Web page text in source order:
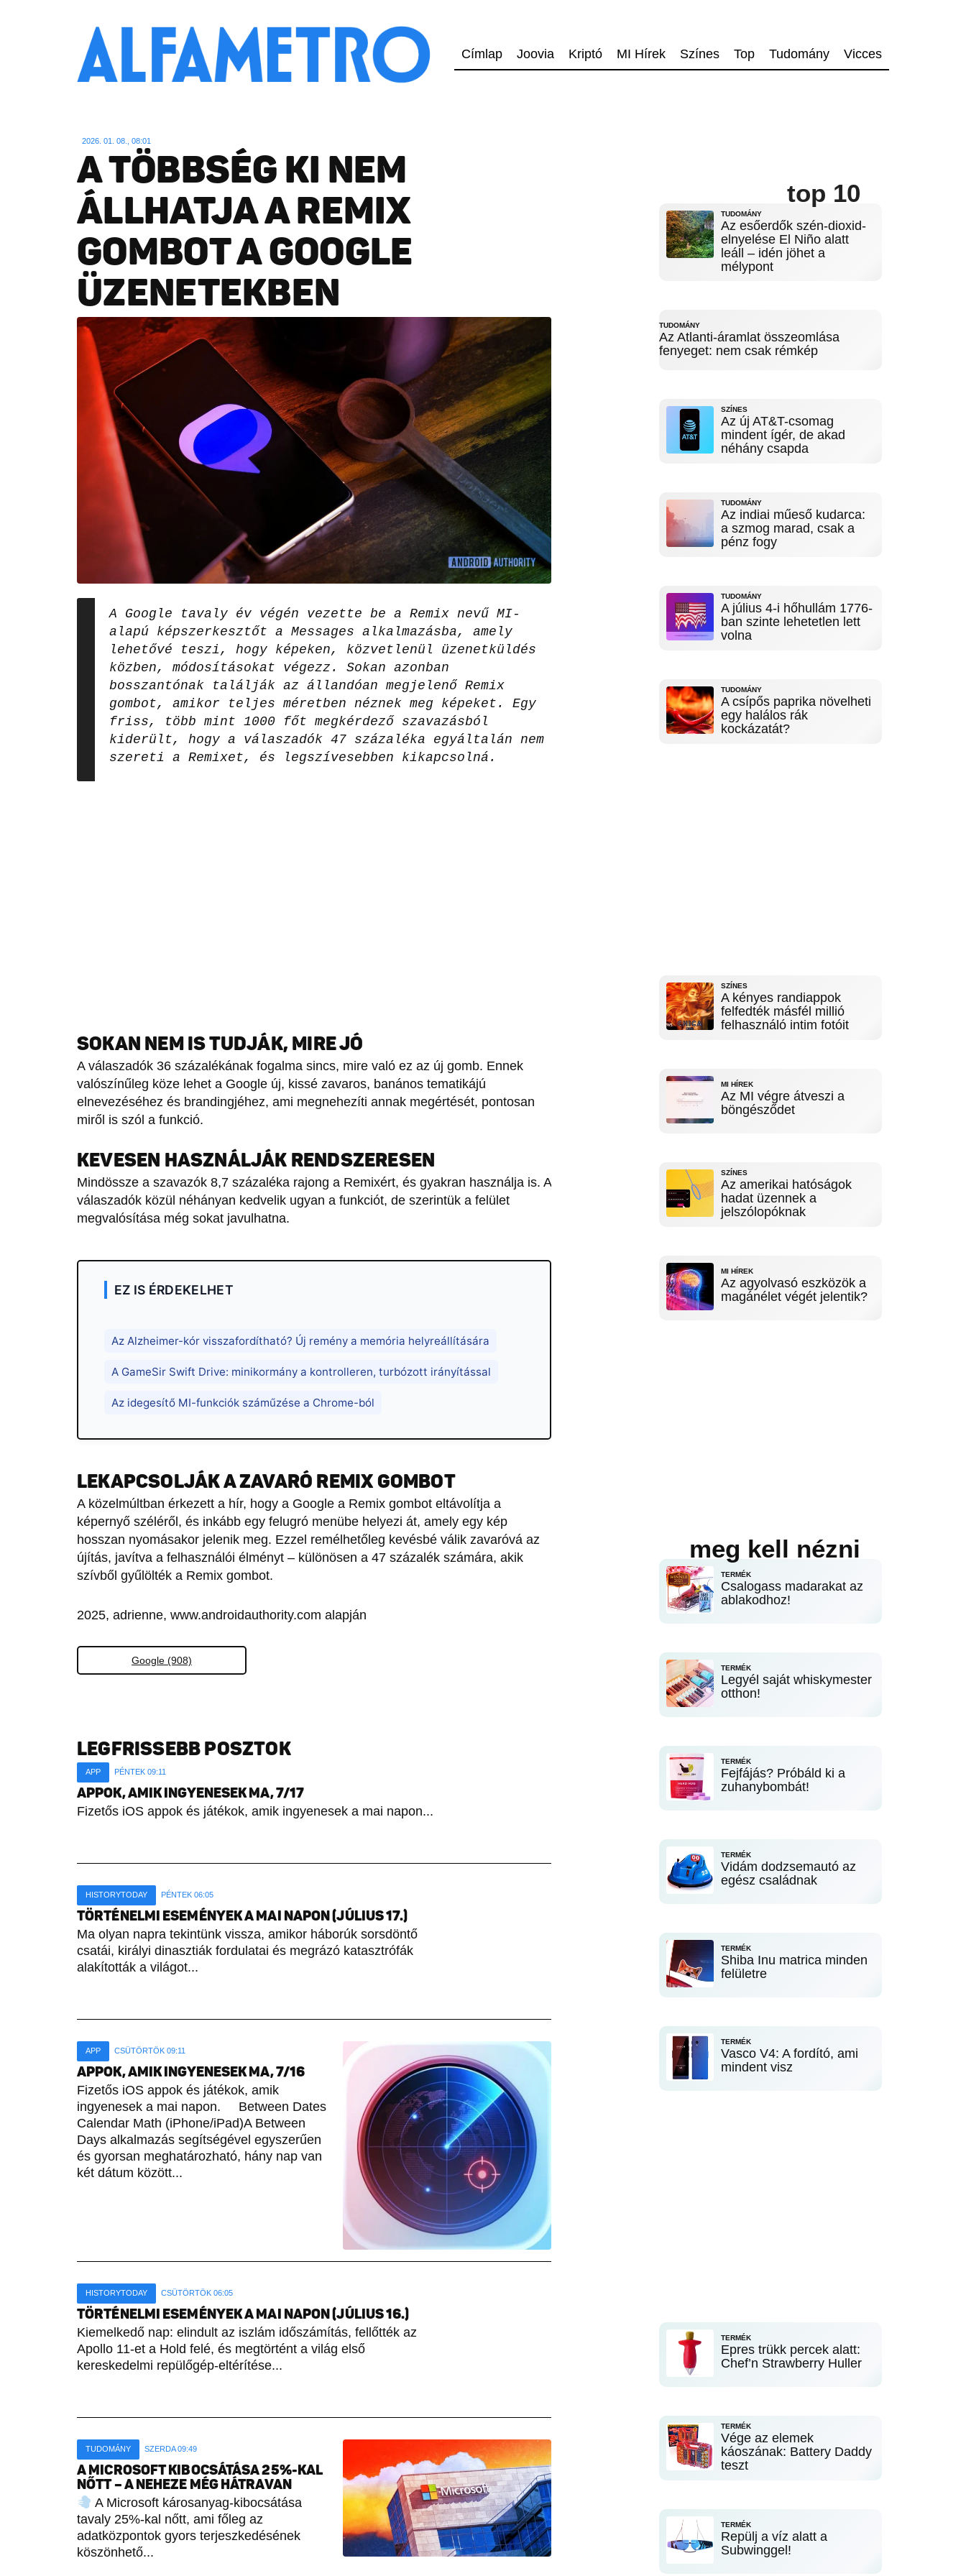
Címlap Joovia Kriptó MI Hírek Színes Top Tudomány Vicces
2026. 01. 08., 08:01
A TÖBBSÉG KI NEM
ÁLLHATJA A REMIX
GOMBOT A GOOGLE
ÜZENETEKBEN
A Google tavaly év végén vezette be a Remix nevű MI-
alapú képszerkesztőt a Messages alkalmazásba, amely
lehetővé teszi, hogy képeken, közvetlenül üzenetküldés
közben, módosításokat végezz. Sokan azonban
bosszantónak találják az állandóan megjelenő Remix
gombot, amikor teljes méretben néznek meg képeket. Egy
friss, több mint 1000 főt megkérdező szavazásból
kiderült, hogy a válaszadók 47 százaléka egyáltalán nem
szereti a Remixet, és legszívesebben kikapcsolná.
SOKAN NEM IS TUDJÁK, MIRE JÓ
A válaszadók 36 százalékának fogalma sincs, mire való ez az új gomb. Ennek
valószínűleg köze lehet a Google új, kissé zavaros, banános tematikájú
elnevezéséhez és brandingjéhez, ami megnehezíti annak megértését, pontosan
miről is szól a funkció.
KEVESEN HASZNÁLJÁK RENDSZERESEN
Mindössze a szavazók 8,7 százaléka rajong a Remixért, és gyakran használja is. A
válaszadók közül néhányan kedvelik ugyan a funkciót, de szerintük a felület
megvalósítása még sokat javulhatna.
EZ IS ÉRDEKELHET
Az Alzheimer-kór visszafordítható? Új remény a memória helyreállítására
A GameSir Swift Drive: minikormány a kontrolleren, turbózott irányítással
Az idegesítő MI-funkciók száműzése a Chrome-ból
LEKAPCSOLJÁK A ZAVARÓ REMIX GOMBOT
A közelmúltban érkezett a hír, hogy a Google a Remix gombot eltávolítja a
képernyő széléről, és inkább egy felugró menübe helyezi át, amely egy kép
hosszan nyomásakor jelenik meg. Ezzel remélhetőleg kevésbé válik zavaróvá az
újítás, javítva a felhasználói élményt – különösen a 47 százalék számára, akik
szívből gyűlölték a Remix gombot.
2025, adrienne, www.androidauthority.com alapján
Google (908)
LEGFRISSEBB POSZTOK
APP PÉNTEK 09:11
APPOK, AMIK INGYENESEK MA, 7/17
Fizetős iOS appok és játékok, amik ingyenesek a mai napon...
HISTORYTODAY PÉNTEK 06:05
TÖRTÉNELMI ESEMÉNYEK A MAI NAPON (JÚLIUS 17.)
Ma olyan napra tekintünk vissza, amikor háborúk sorsdöntő
csatái, királyi dinasztiák fordulatai és megrázó katasztrófák
alakították a világot...
APP CSÜTÖRTÖK 09:11
APPOK, AMIK INGYENESEK MA, 7/16
Fizetős iOS appok és játékok, amik
ingyenesek a mai napon. Between Dates
Calendar Math (iPhone/iPad)A Between
Days alkalmazás segítségével egyszerűen
és gyorsan meghatározható, hány nap van
két dátum között...
HISTORYTODAY CSÜTÖRTÖK 06:05
TÖRTÉNELMI ESEMÉNYEK A MAI NAPON (JÚLIUS 16.)
Kiemelkedő nap: elindult az iszlám időszámítás, fellőtték az
Apollo 11-et a Hold felé, és megtörtént a világ első
kereskedelmi repülőgép-eltérítése...
TUDOMÁNY SZERDA 09:49
A MICROSOFT KIBOCSÁTÁSA 25%-KAL
NŐTT – A NEHEZE MÉG HÁTRAVAN
A Microsoft károsanyag-kibocsátása
tavaly 25%-kal nőtt, ami főleg az
adatközpontok gyors terjeszkedésének
köszönhető...
top 10
TUDOMÁNY
Az esőerdők szén-dioxid-
elnyelése El Niño alatt
leáll – idén jöhet a
mélypont
TUDOMÁNY
Az Atlanti-áramlat összeomlása
fenyeget: nem csak rémkép
SZÍNES
Az új AT&T-csomag
mindent ígér, de akad
néhány csapda
TUDOMÁNY
Az indiai műeső kudarca:
a szmog marad, csak a
pénz fogy
TUDOMÁNY
A július 4-i hőhullám 1776-
ban szinte lehetetlen lett
volna
TUDOMÁNY
A csípős paprika növelheti
egy halálos rák
kockázatát?
SZÍNES
A kényes randiappok
felfedték másfél millió
felhasználó intim fotóit
MI HÍREK
Az MI végre átveszi a
böngésződet
SZÍNES
Az amerikai hatóságok
hadat üzennek a
jelszólopóknak
MI HÍREK
Az agyolvasó eszközök a
magánélet végét jelentik?
meg kell nézni
TERMÉK
Csalogass madarakat az
ablakodhoz!
TERMÉK
Legyél saját whiskymester
otthon!
TERMÉK
Fejfájás? Próbáld ki a
zuhanybombát!
TERMÉK
Vidám dodzsemautó az
egész családnak
TERMÉK
Shiba Inu matrica minden
felületre
TERMÉK
Vasco V4: A fordító, ami
mindent visz
TERMÉK
Epres trükk percek alatt:
Chef’n Strawberry Huller
TERMÉK
Vége az elemek
káoszának: Battery Daddy
teszt
TERMÉK
Repülj a víz alatt a
Subwinggel!